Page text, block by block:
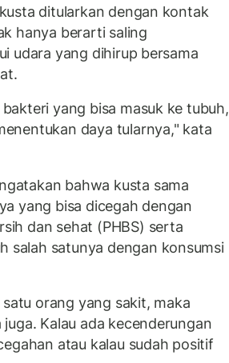
ditularkan dengan kontak
hanya berarti saling
udara yang dihirup bersama
yang bisa masuk ke tubuh,
daya tularnya," kata
bahwa kusta sama
yang bisa dicegah dengan
dan sehat (PHBS) serta
salah satunya dengan konsumsi
orang yang sakit, maka
Kalau ada kecenderungan
atau kalau sudah positif